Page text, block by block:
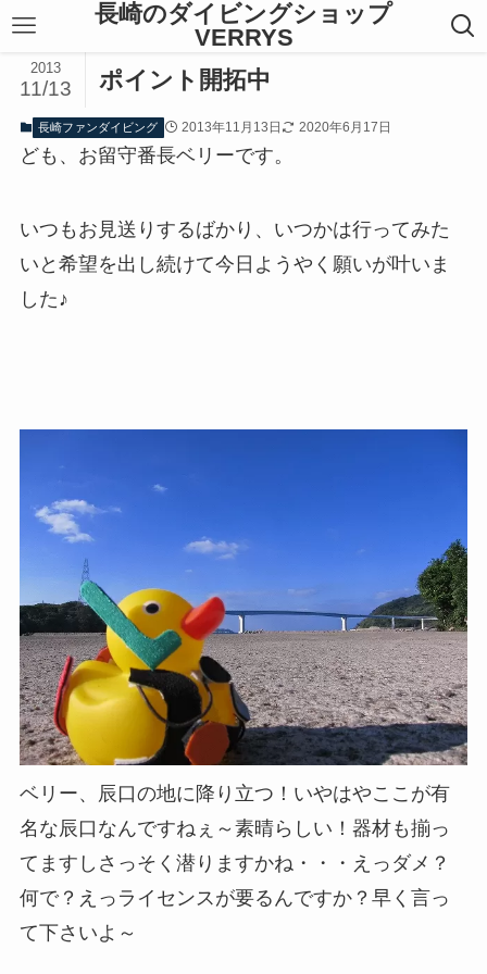
長崎のダイビングショップ
VERRYS
ポイント開拓中
2013
11/13
長崎ファンダイビング 2013年11月13日 2020年6月17日
ども、お留守番長ベリーです。
いつもお見送りするばかり、いつかは行ってみた
いと希望を出し続けて今日ようやく願いが叶いま
した♪
ベリー、辰口の地に降り立つ！いやはやここが有
名な辰口なんですねぇ～素晴らしい！器材も揃っ
てますしさっそく潜りますかね・・・えっダメ？
何で？えっライセンスが要るんですか？早く言っ
て下さいよ～